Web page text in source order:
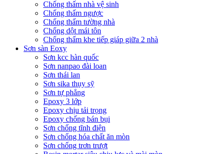
Chống thấm nhà vệ sinh
Chống thấm ngược
Chống thấm tường nhà
Chống dột mái tôn
Chống thấm khe tiếp giáp giữa 2 nhà
Sơn sàn Eoxy
Sơn kcc hàn quốc
Sơn nanpao đài loan
Sơn thái lan
Sơn sika thụy sỹ
Sơn tự phẳng
Epoxy 3 lớp
Epoxy chịu tải trọng
Epoxy chống bán bụi
Sơn chống tĩnh điện
Sơn chống hóa chất ăn mòn
Sơn chống trơn trượt